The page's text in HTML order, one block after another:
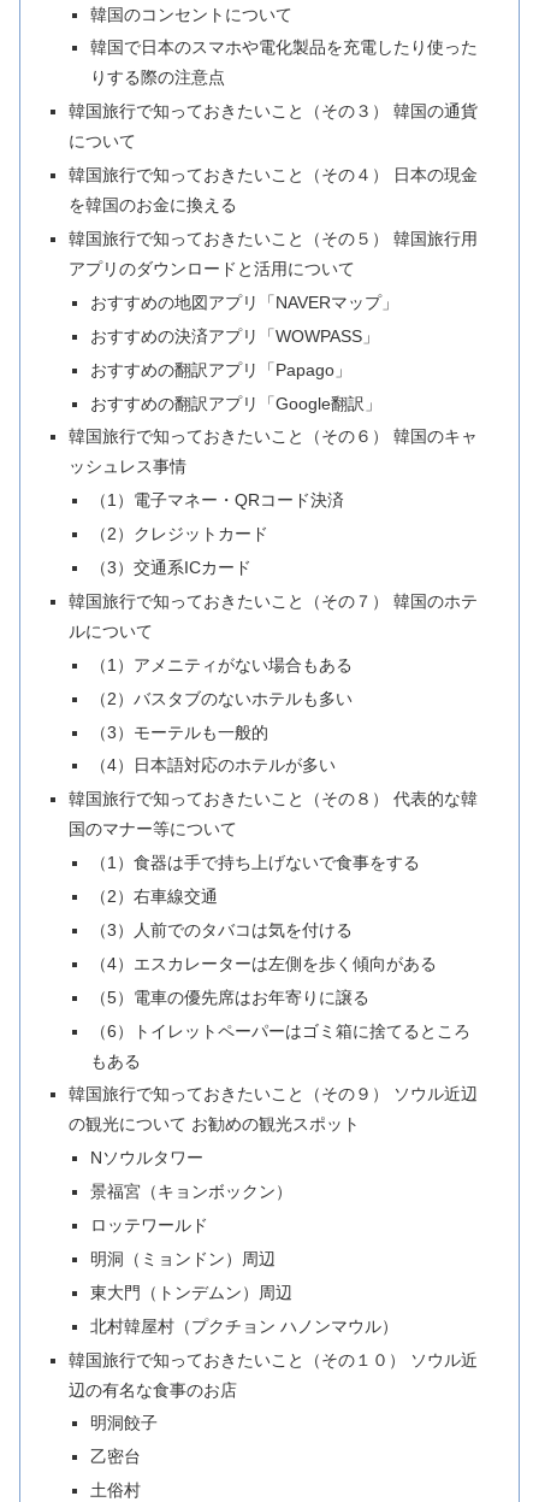
韓国のコンセントについて
韓国で日本のスマホや電化製品を充電したり使った
りする際の注意点
韓国旅行で知っておきたいこと（その３） 韓国の通貨
について
韓国旅行で知っておきたいこと（その４） 日本の現金
を韓国のお金に換える
韓国旅行で知っておきたいこと（その５） 韓国旅行用
アプリのダウンロードと活用について
おすすめの地図アプリ「NAVERマップ」
おすすめの決済アプリ「WOWPASS」
おすすめの翻訳アプリ「Papago」
おすすめの翻訳アプリ「Google翻訳」
韓国旅行で知っておきたいこと（その６） 韓国のキャ
ッシュレス事情
（1）電子マネー・QRコード決済
（2）クレジットカード
（3）交通系ICカード
韓国旅行で知っておきたいこと（その７） 韓国のホテ
ルについて
（1）アメニティがない場合もある
（2）バスタブのないホテルも多い
（3）モーテルも一般的
（4）日本語対応のホテルが多い
韓国旅行で知っておきたいこと（その８） 代表的な韓
国のマナー等について
（1）食器は手で持ち上げないで食事をする
（2）右車線交通
（3）人前でのタバコは気を付ける
（4）エスカレーターは左側を歩く傾向がある
（5）電車の優先席はお年寄りに譲る
（6）トイレットペーパーはゴミ箱に捨てるところ
もある
韓国旅行で知っておきたいこと（その９） ソウル近辺
の観光について お勧めの観光スポット
Nソウルタワー
景福宮（キョンボックン）
ロッテワールド
明洞（ミョンドン）周辺
東大門（トンデムン）周辺
北村韓屋村（プクチョン ハノンマウル）
韓国旅行で知っておきたいこと（その１０） ソウル近
辺の有名な食事のお店
明洞餃子
乙密台
土俗村